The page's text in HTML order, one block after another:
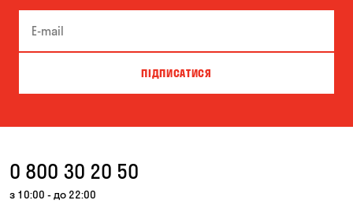
Вишгород Вишневе
ПІДПИСАТИСЯ
0 800 30 20 50
з 10:00 - до 22:00